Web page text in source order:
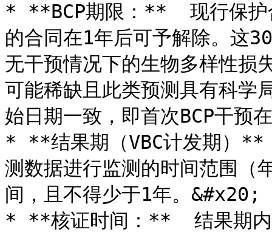
* **BCP期限：**  现行保护
的合同在1年后可予解除。这
无干预情况下的生物多样性损
可能稀缺且此类预测具有科学
始日期一致，即首次BCP干预
* **结果期（VBC计发期）**
测数据进行监测的时间范围（
间，且不得少于1年。&#x20;
* **核证时间：**  结果期内